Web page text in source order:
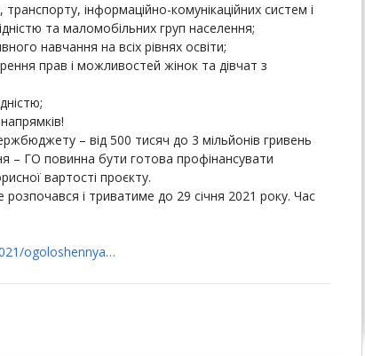
інформаційно-комунікаційних систем і
та маломобільних груп населення;
навчання на всіх рівнях освіти;
прав і можливостей жінок та дівчат з
– від 500 тисяч до 3 мільйонів гривень
– ГО повинна бути готова профінансувати
вартості проєкту.
і триватиме до 29 січня 2021 року. Час
ogoloshennya…